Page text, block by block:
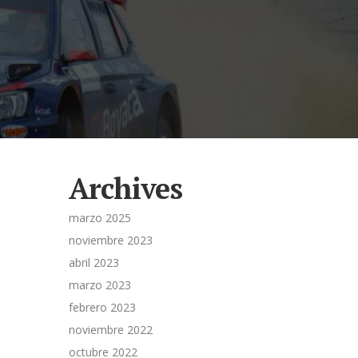
Archives
marzo 2025
noviembre 2023
abril 2023
marzo 2023
febrero 2023
noviembre 2022
octubre 2022